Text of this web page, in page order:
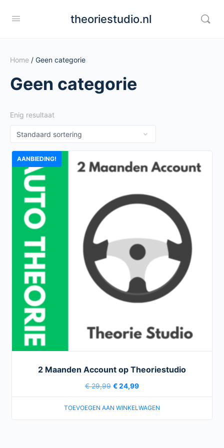
theoriestudio.nl
Home / Geen categorie
Geen categorie
Enig resultaat
AANBIEDING!
2 Maanden Account op Theoriestudio
€29,99 €24,99
TOEVOEGEN AAN WINKELWAGEN